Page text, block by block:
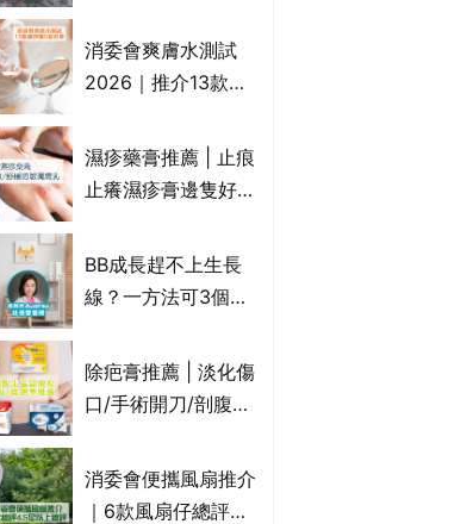
款含致癌物 9款總評
達5星滿分名單 屈臣
消委會爽膚水測試
2026｜推介13款總
Cetaphil、The
Ordinary、
濕疹藥膏推薦 | 止痕
止癢濕疹膏邊隻好？
膏/濕疹膏 嬰兒BB濕
疹皮膚適用！紓緩防
一覽)
BB成長趕不上生長
線？一方法可3個月
懂得把握1歲起「長
高黃金期」
除疤膏推薦 | 淡化傷
口/手術開刀/剖腹生
藥膏/除疤筆/除疤貼
比較（消委會教揀選
消委會便攜風扇推介
｜6款風扇仔總評達